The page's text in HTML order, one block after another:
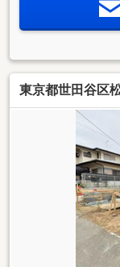
東京都世田谷区